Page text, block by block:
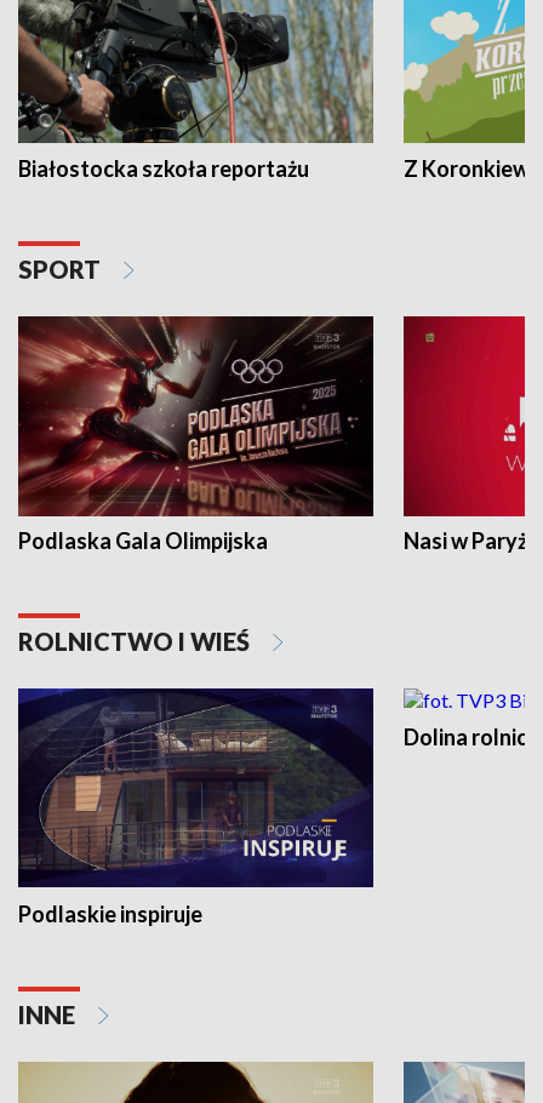
Białostocka szkoła reportażu Z
SPORT
Podlaska Gala Olimpijska Nasi w Paryżu
ROLNICTWO I WIEŚ
Podlaskie inspiruje
Dolina
INNE